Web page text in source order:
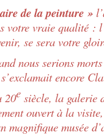
de la peinture »
votre vraie qualité :
se sera votre
nous serions morts
encore
20e siècle, la galerie
ouvert à la
magnifique musée